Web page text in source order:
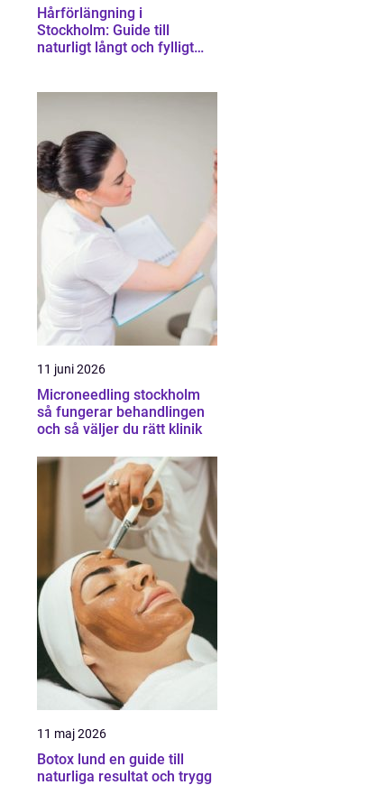
Hårförlängning i
Stockholm: Guide till
naturligt långt och fylligt
11 juni 2026
Microneedling stockholm
så fungerar behandlingen
och så väljer du rätt klinik
11 maj 2026
Botox lund en guide till
naturliga resultat och trygg